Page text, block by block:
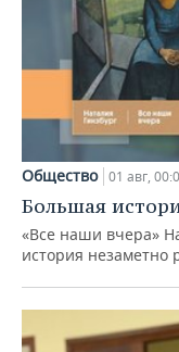
Общество 01 авг,
Большая
«Все наши вчера»
история